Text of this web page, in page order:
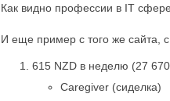
Как видно профессии в IT
И еще пример с того же сайта,
615 NZD в неделю (27
Caregiver (сиделка)